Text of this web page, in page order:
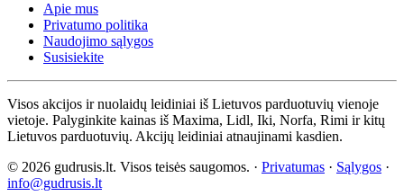
Apie mus
Privatumo politika
Naudojimo sąlygos
Susisiekite
Visos akcijos ir nuolaidų leidiniai iš Lietuvos parduotuvių vienoje
vietoje. Palyginkite kainas iš Maxima, Lidl, Iki, Norfa, Rimi ir kitų
Lietuvos parduotuvių. Akcijų leidiniai atnaujinami kasdien.
© 2026 gudrusis.lt. Visos teisės saugomos. · Privatumas · Sąlygos ·
info@gudrusis.lt